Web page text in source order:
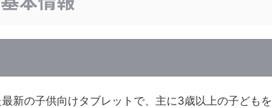
新の子供向けタブレットで、主に3歳以上の子どもを